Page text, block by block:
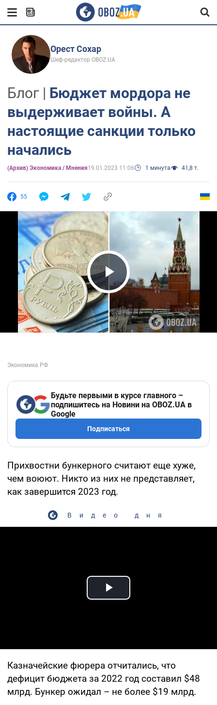
Орест Сохар
Шеф-редактор OBOZ.UA
Блог | Бюджет мордора не
выдерживает войны. А
настоящие санкции только
начались
(Архив) Экономика / Мнения19.01.2023 11:06 1 минута 41,8 т.
55
Play Video
Будьте первыми в курсе главного –
подпишитесь на Новини на OBOZ.UA в
Google
Подписаться
Прихвостни бункерного считают еще хуже,
чем воюют. Никто из них не представляет,
как завершится 2023 год.
Видео дня
Play Video
Казначейские фюрера отчитались, что
дефицит бюджета за 2022 год составил $48
млрд. Бункер ожидал – не более $19 млрд.